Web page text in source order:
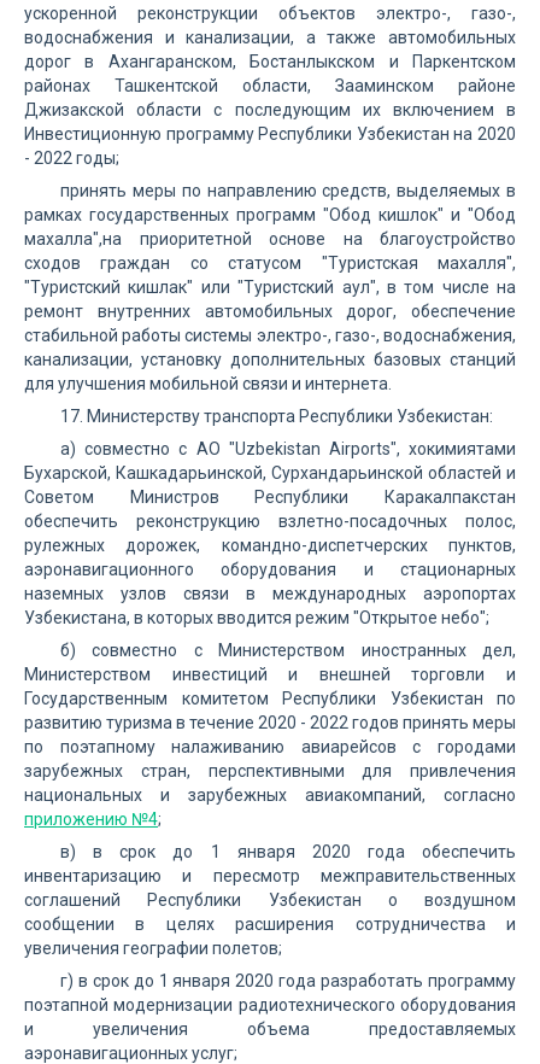
ускоренной реконструкции объектов электро-, газо-,
водоснабжения и канализации, а также автомобильных
дорог в Ахангаранском, Бостанлыкском и Паркентском
районах Ташкентской области, Зааминском районе
Джизакской области с последующим их включением в
Инвестиционную программу Республики Узбекистан на 2020
- 2022 годы;
принять меры по направлению средств, выделяемых в
рамках государственных программ "Обод кишлок" и "Обод
махалла",на приоритетной основе на благоустройство
сходов граждан со статусом "Туристская махалля",
"Туристский кишлак" или "Туристский аул", в том числе на
ремонт внутренних автомобильных дорог, обеспечение
стабильной работы системы электро-, газо-, водоснабжения,
канализации, установку дополнительных базовых станций
для улучшения мобильной связи и интернета.
17. Министерству транспорта Республики Узбекистан:
а) совместно с АО "Uzbekistan Airports", хокимиятами
Бухарской, Кашкадарьинской, Сурхандарьинской областей и
Советом Министров Республики Каракалпакстан
обеспечить реконструкцию взлетно-посадочных полос,
рулежных дорожек, командно-диспетчерских пунктов,
аэронавигационного оборудования и стационарных
наземных узлов связи в международных аэропортах
Узбекистана, в которых вводится режим "Открытое небо";
б) совместно с Министерством иностранных дел,
Министерством инвестиций и внешней торговли и
Государственным комитетом Республики Узбекистан по
развитию туризма в течение 2020 - 2022 годов принять меры
по поэтапному налаживанию авиарейсов с городами
зарубежных стран, перспективными для привлечения
национальных и зарубежных авиакомпаний, согласно
приложению №4;
в) в срок до 1 января 2020 года обеспечить
инвентаризацию и пересмотр межправительственных
соглашений Республики Узбекистан о воздушном
сообщении в целях расширения сотрудничества и
увеличения географии полетов;
г) в срок до 1 января 2020 года разработать программу
поэтапной модернизации радиотехнического оборудования
и увеличения объема предоставляемых
аэронавигационных услуг;